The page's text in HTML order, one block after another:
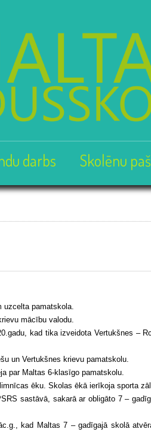
darbs Skolēnu
uzcelta pamatskola.
mācību valodu.
kad tika izveidota Vertukšnes –
un Vertukšnes krievu pamatskolu.
par Maltas 6-klasīgo pamatskolu.
ēku. Skolas ēkā ierīkoja sporta
sastāvā, sakarā ar obligāto 7 –
kad Maltas 7 – gadīgajā skolā